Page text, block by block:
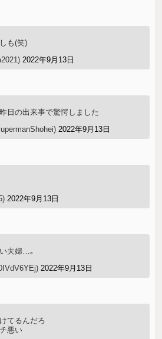
も(笑)
2022年9月13日
日の出来事で驚愕しました
2022年9月13日
2022年9月13日
夫婦…｡
2022年9月13日
てるんだろ
悪い